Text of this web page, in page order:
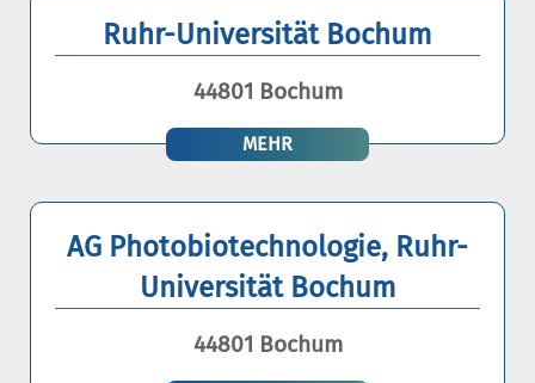
Ruhr-Universität Bochum
44801 Bochum
MEHR
AG Photobiotechnologie, Ruhr-
Universität Bochum
44801 Bochum